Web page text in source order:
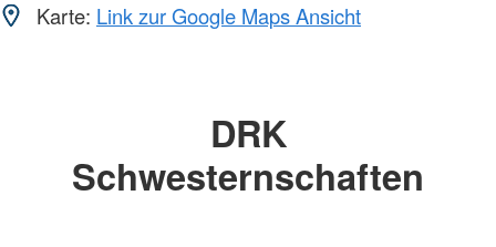
Karte: Link zur Google Maps Ansicht
DRK
Schwesternschaften